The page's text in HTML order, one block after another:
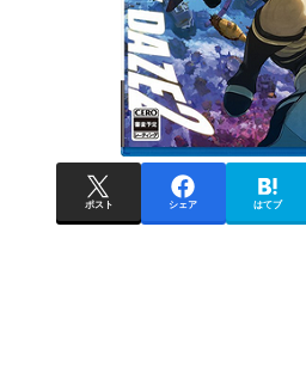
ポスト シェア はてブ